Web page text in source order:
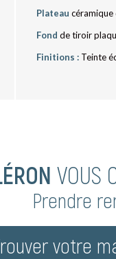
Plateau céramique
Fond de tiroir
Finitions : Teinte
VOUS
Prendre
votre